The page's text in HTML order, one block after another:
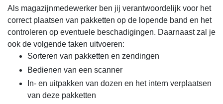
Als magazijnmedewerker ben jij verantwoordelijk voor het
correct plaatsen van pakketten op de lopende band en het
controleren op eventuele beschadigingen. Daarnaast zal je
ook de volgende taken uitvoeren:
Sorteren van pakketten en zendingen
Bedienen van een scanner
In- en uitpakken van dozen en het intern verplaatsen
van deze pakketten